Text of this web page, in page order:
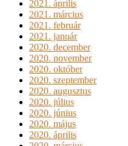
2021. április
2021. március
2021. február
2021. január
2020. december
2020. november
2020. október
2020. szeptember
2020. augusztus
2020. július
2020. június
2020. május
2020. április